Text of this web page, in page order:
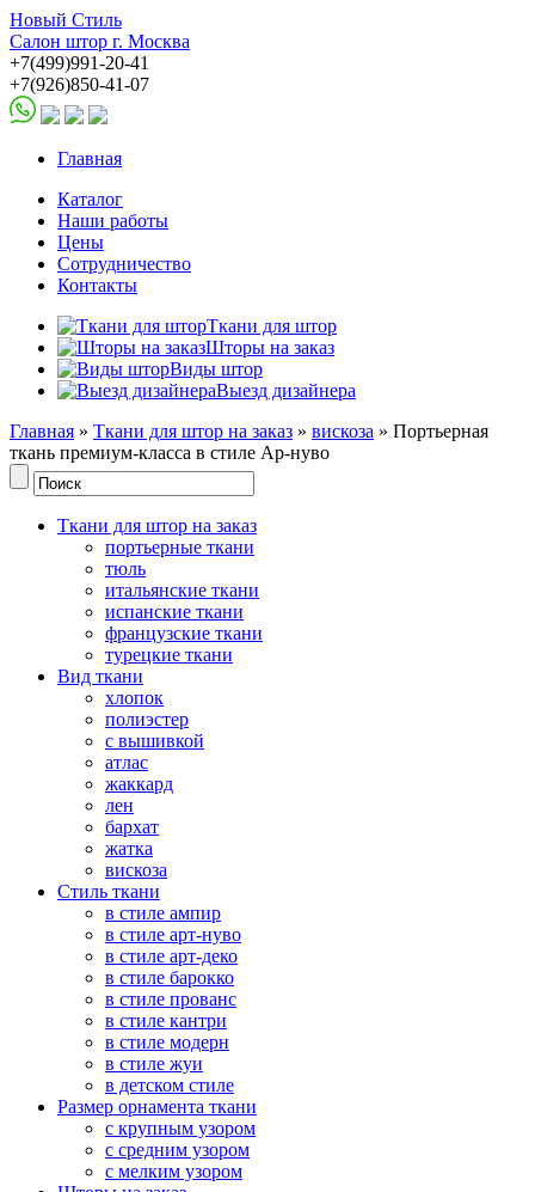
Новый Стиль
Салон штор г. Москва
+7(499)991-20-41
+7(926)850-41-07
Главная
Каталог
Наши работы
Цены
Сотрудничество
Контакты
Ткани для штор
Шторы на заказ
Виды штор
Выезд дизайнера
Главная » Ткани для штор на заказ » вискоза » Портьерная
ткань премиум-класса в стиле Ар-нуво
Ткани для штор на заказ
портьерные ткани
тюль
итальянские ткани
испанские ткани
французские ткани
турецкие ткани
Вид ткани
хлопок
полиэстер
с вышивкой
атлас
жаккард
лен
бархат
жатка
вискоза
Стиль ткани
в стиле ампир
в стиле арт-нуво
в стиле арт-деко
в стиле барокко
в стиле прованс
в стиле кантри
в стиле модерн
в стиле жуи
в детском стиле
Размер орнамента ткани
с крупным узором
с средним узором
с мелким узором